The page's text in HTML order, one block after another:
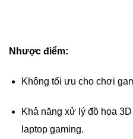
Nhược điểm:
Không tối ưu cho chơi
Khả năng xử lý đồ họa
laptop gaming.